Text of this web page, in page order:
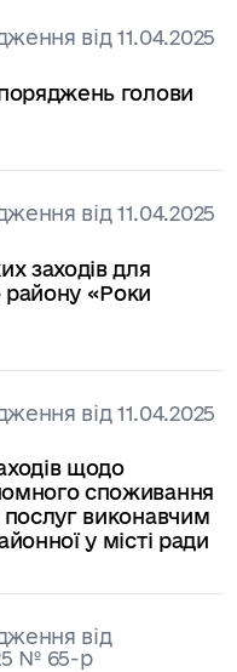
від 11.04.2025
голови
від 11.04.2025
заходів для
району «Роки
від 11.04.2025
щодо
споживання
послуг виконавчим
у місті ради
від
№ 65-р